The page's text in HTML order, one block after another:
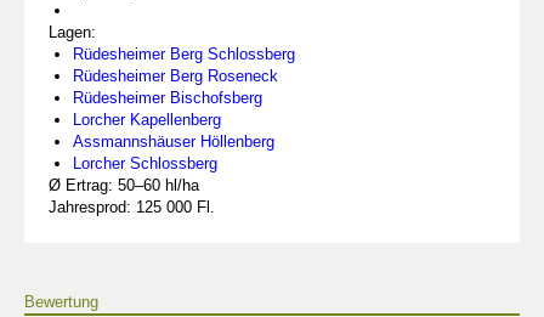
Lagen:
Rüdesheimer Berg Schlossberg
Rüdesheimer Berg Roseneck
Rüdesheimer Bischofsberg
Lorcher Kapellenberg
Assmannshäuser Höllenberg
Lorcher Schlossberg
Ø Ertrag: 50–60 hl/ha
Jahresprod: 125 000 Fl.
Bewertung